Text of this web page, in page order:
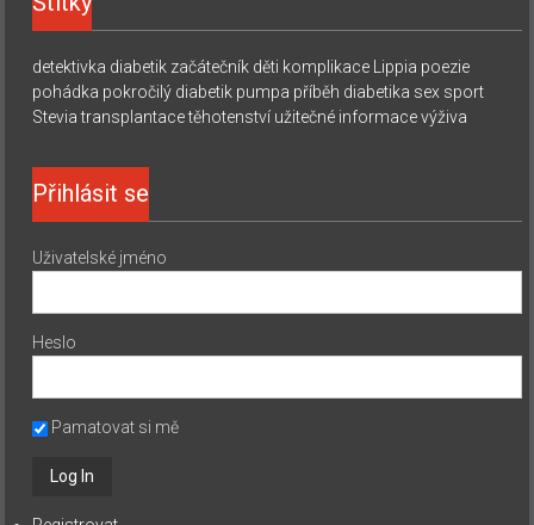
detektivka diabetik začátečník děti komplikace Lippia poezie
pohádka pokročilý diabetik pumpa příběh diabetika sex sport
Stevia transplantace těhotenství užitečné informace výživa
Přihlásit se
Uživatelské jméno
Heslo
Pamatovat si mě